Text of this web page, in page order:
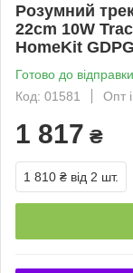
Розумний
22cm 10W
HomeKit
Готово до відправки
Код: 01581
Опт
1 817 ₴
1 810 ₴ від 2 шт.